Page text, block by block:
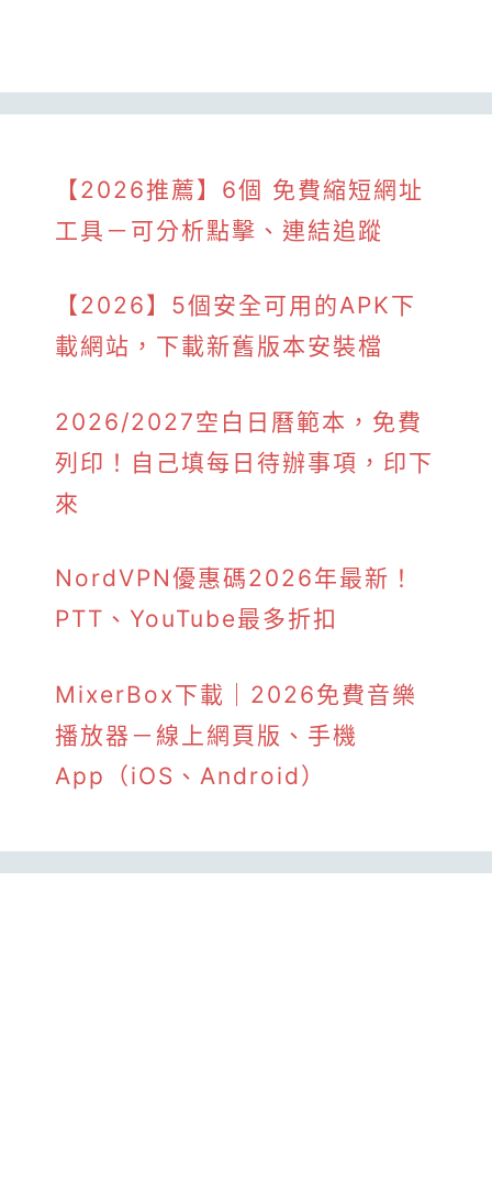
【2026推薦】6個 免費縮短網址
工具－可分析點擊、連結追蹤
【2026】5個安全可用的APK下
載網站，下載新舊版本安裝檔
2026/2027空白日曆範本，免費
列印！自己填每日待辦事項，印下
來
NordVPN優惠碼2026年最新！
PTT、YouTube最多折扣
MixerBox下載｜2026免費音樂
播放器－線上網頁版、手機
App（iOS、Android）